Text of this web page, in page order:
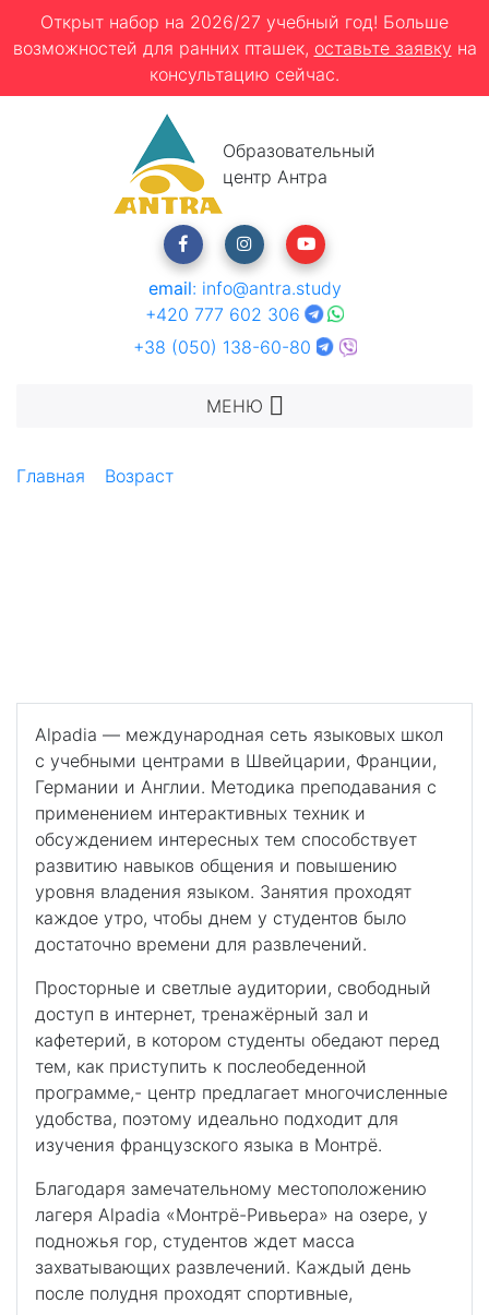
Открыт набор на 2026/27 учебный год! Больше
возможностей для ранних пташек, оставьте заявку на
консультацию сейчас.
Образовательный
центр Антра
email: info@antra.study
+420 777 602 306
+38 (050) 138-60-80
МЕНЮ
Главная Возраст
Alpadia — международная сеть языковых школ
с учебными центрами в Швейцарии, Франции,
Германии и Англии. Методика преподавания с
применением интерактивных техник и
обсуждением интересных тем способствует
развитию навыков общения и повышению
уровня владения языком. Занятия проходят
каждое утро, чтобы днем у студентов было
достаточно времени для развлечений.
Просторные и светлые аудитории, свободный
доступ в интернет, тренажёрный зал и
кафетерий, в котором студенты обедают перед
тем, как приступить к послеобеденной
программе,- центр предлагает многочисленные
удобства, поэтому идеально подходит для
изучения французского языка в Монтрё.
Благодаря замечательному местоположению
лагеря Alpadia «Монтрё-Ривьера» на озере, у
подножья гор, студентов ждет масса
захватывающих развлечений. Каждый день
после полудня проходят спортивные,